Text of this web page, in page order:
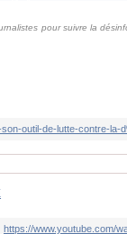
pour suivre la
outil-de-lutte-contre-la-
https://www.youtube.com/